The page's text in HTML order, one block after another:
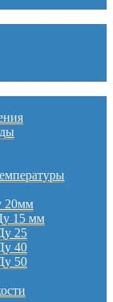
20мм
15 мм
25
40
50